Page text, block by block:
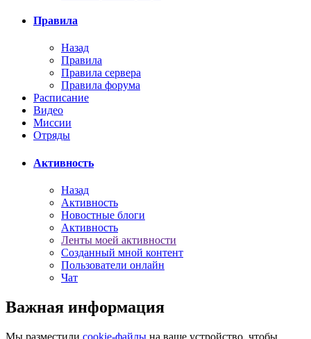
Правила
Назад
Правила
Правила сервера
Правила форума
Расписание
Видео
Миссии
Отряды
Активность
Назад
Активность
Новостные блоги
Активность
Ленты моей активности
Созданный мной контент
Пользователи онлайн
Чат
Важная информация
Мы разместили cookie-файлы на ваше устройство, чтобы